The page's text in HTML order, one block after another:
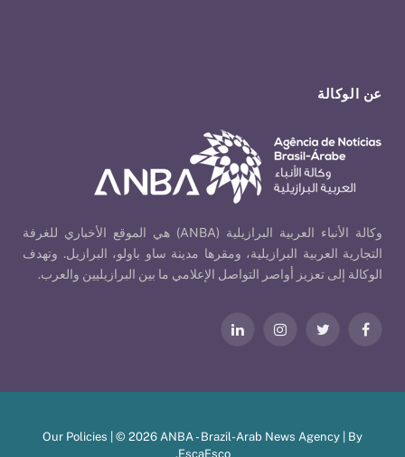
عن الوكالة
وكالة الأنباء العربية البرازيلية (ANBA) هي الموقع الأخباري للغرفة
التجارية العربية البرازيلية، ومقرها مدينة ساو باولو، البرازيل. وتهدف
الوكالة إلى تعزيز أواصر التواصل الإعلامي ما بين البرازيليين والعرب.
فيسبوكتويتر الانستغراملينكدإن
Our Policies | © 2026 ANBA - Brazil-Arab News Agency | By
EscaEsco
.